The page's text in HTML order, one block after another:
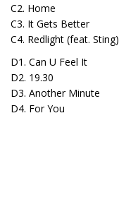
C2. Home
C3. It Gets Better
C4. Redlight (feat. Sting)
D1. Can U Feel It
D2. 19.30
D3. Another Minute
D4. For You